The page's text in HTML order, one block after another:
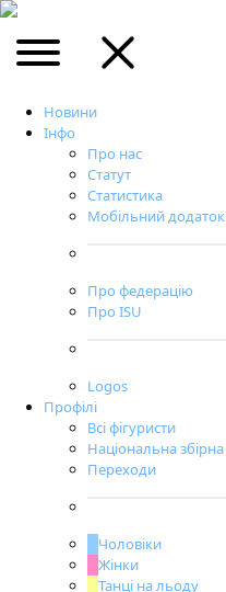
Новини
Інфо
Про нас
Статут
Статистика
Мобільний додаток
Про федерацію
Про ISU
Logos
Профілі
Всі фігуристи
Національна збірна
Переходи
Чоловіки
Жінки
Танці на льоду